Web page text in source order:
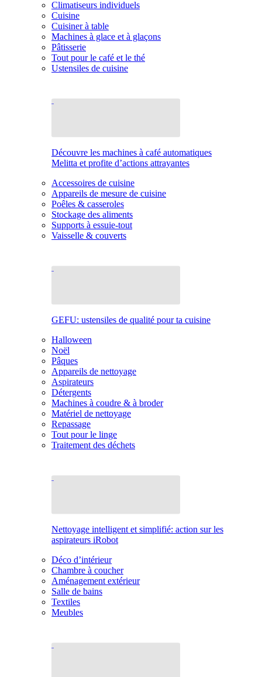
Climatiseurs individuels
Cuisine
Cuisiner à table
Machines à glace et à glaçons
Pâtisserie
Tout pour le café et le thé
Ustensiles de cuisine
Découvre les machines à café automatiques
Melitta et profite d’actions attrayantes
Accessoires de cuisine
Appareils de mesure de cuisine
Poêles & casseroles
Stockage des aliments
Supports à essuie-tout
Vaisselle & couverts
GEFU: ustensiles de qualité pour ta cuisine
Halloween
Noël
Pâques
Appareils de nettoyage
Aspirateurs
Détergents
Machines à coudre & à broder
Matériel de nettoyage
Repassage
Tout pour le linge
Traitement des déchets
Nettoyage intelligent et simplifié: action sur les
aspirateurs iRobot
Déco d’intérieur
Chambre à coucher
Aménagement extérieur
Salle de bains
Textiles
Meubles